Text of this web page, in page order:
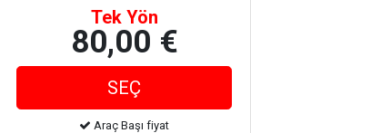
Tek Yön
80,00 €
Araç Başı fiyat